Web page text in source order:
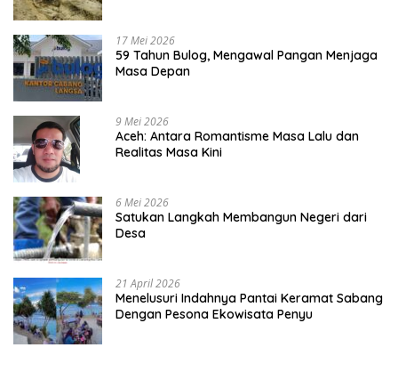
17 Mei 2026
59 Tahun Bulog, Mengawal Pangan Menjaga
Masa Depan
9 Mei 2026
Aceh: Antara Romantisme Masa Lalu dan
Realitas Masa Kini
6 Mei 2026
Satukan Langkah Membangun Negeri dari
Desa
21 April 2026
Menelusuri Indahnya Pantai Keramat Sabang
Dengan Pesona Ekowisata Penyu